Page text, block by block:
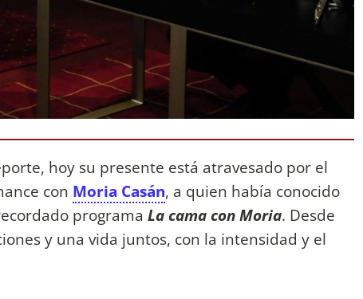
hoy su presente está atravesado por el
con Moria Casán, a quien había conocido
programa La cama con Moria. Desde
y una vida juntos, con la intensidad y el